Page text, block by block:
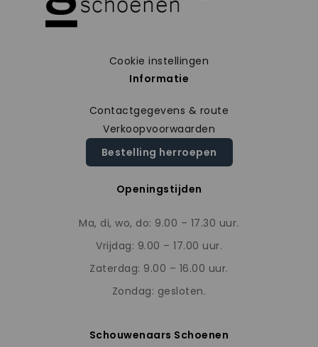
Cookie instellingen
Informatie
Contactgegevens & route
Verkoopvoorwaarden
Bestelling herroepen
Openingstijden
Ma, di, wo, do: 9.00 – 17.30 uur.
Vrijdag: 9.00 – 17.00 uur.
Zaterdag: 9.00 – 16.00 uur.
Zondag: gesloten.
Schouwenaars Schoenen